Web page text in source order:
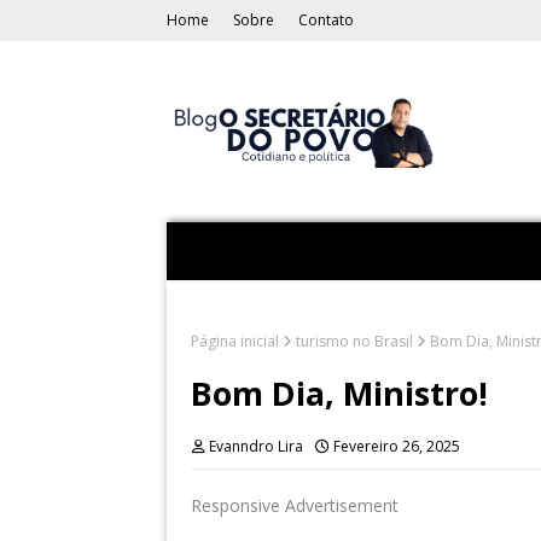
Home Sobre Contato
Página inicial turismo no Brasil Bom Dia,
Bom Dia, Ministro!
Evanndro Lira Fevereiro 26, 2025
Responsive Advertisement